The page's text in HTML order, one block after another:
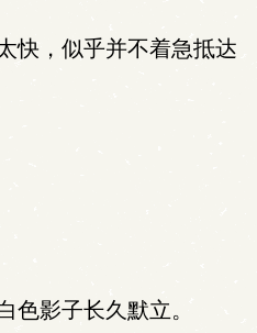
快，似乎并不着急抵达
影子长久默立。